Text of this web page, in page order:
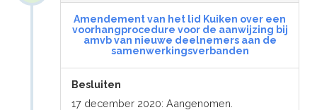
Amendement van het lid Kuiken over een
voorhangprocedure voor de aanwijzing bij
amvb van nieuwe deelnemers aan de
samenwerkingsverbanden
Besluiten
17 december 2020: Aangenomen.